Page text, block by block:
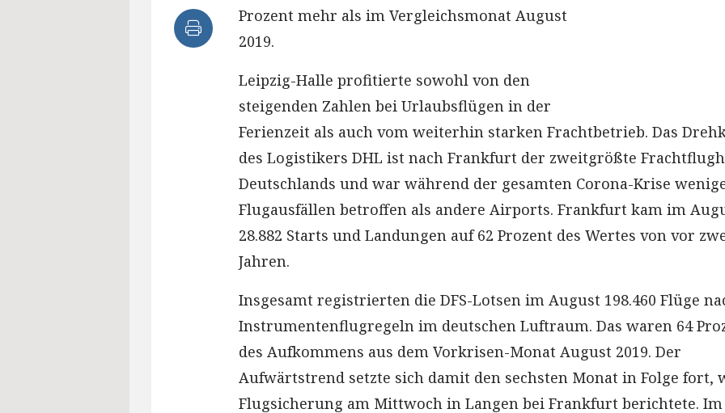
Prozent mehr als im Vergleichsmonat August
2019.
Leipzig-Halle profitierte sowohl von den
steigenden Zahlen bei Urlaubsflügen in der
Ferienzeit als auch vom weiterhin starken Frachtbetrieb. Das
des Logistikers DHL ist nach Frankfurt der zweitgrößte
Deutschlands und war während der gesamten Corona-Krise
Flugausfällen betroffen als andere Airports. Frankfurt kam im
28.882 Starts und Landungen auf 62 Prozent des Wertes von vor
Jahren.
Insgesamt registrierten die DFS-Lotsen im August 198.460 Flüge
Instrumentenflugregeln im deutschen Luftraum. Das waren 64
des Aufkommens aus dem Vorkrisen-Monat August 2019. Der
Aufwärtstrend setzte sich damit den sechsten Monat in Folge fort,
Flugsicherung am Mittwoch in Langen bei Frankfurt berichtete.